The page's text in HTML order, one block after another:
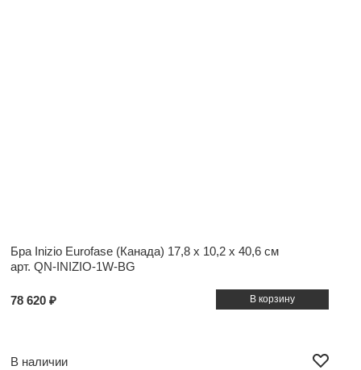
Бра Inizio Eurofase (Канада) 17,8 x 10,2 x 40,6 см
арт. QN-INIZIO-1W-BG
78 620 ₽
В наличии